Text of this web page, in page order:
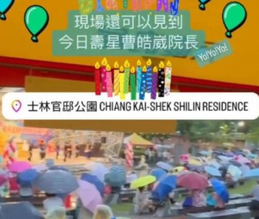
理更舒適
後續的洗牙過程中將體驗日本NSK和德國
清潔過程中的不適感，加上瑞士EMS的溫和
服務在活動後的診療中更廣受好評。